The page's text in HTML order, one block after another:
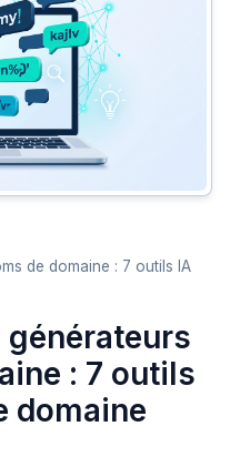
de domaine : 7 outils IA
générateurs
: 7 outils
domaine
au domaine enregistré
est déjà pris ?